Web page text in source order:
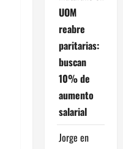
UOM
reabre
paritarias:
buscan
10% de
aumento
salarial
Jorge en